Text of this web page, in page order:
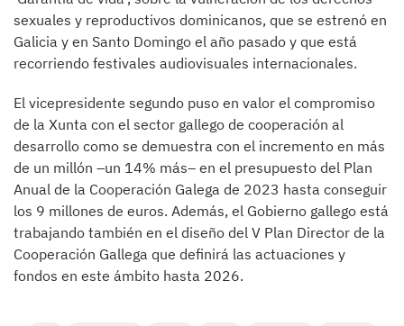
sexuales y reproductivos dominicanos, que se estrenó en
Galicia y en Santo Domingo el año pasado y que está
recorriendo festivales audiovisuales internacionales.
El vicepresidente segundo puso en valor el compromiso
de la Xunta con el sector gallego de cooperación al
desarrollo como se demuestra con el incremento en más
de un millón –un 14% más– en el presupuesto del Plan
Anual de la Cooperación Galega de 2023 hasta conseguir
los 9 millones de euros. Además, el Gobierno gallego está
trabajando también en el diseño del V Plan Director de la
Cooperación Gallega que definirá las actuaciones y
fondos en este ámbito hasta 2026.